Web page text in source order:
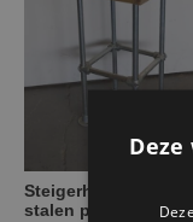
Steigerhouten krukje
stalen poten Angie